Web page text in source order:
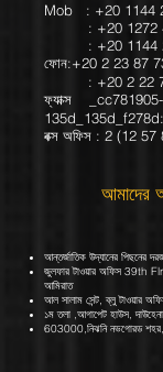
Mob : +20 1144
: +20 1272
: +20 1144
ফোন:+20 2 23 87
: ‎+20 2 22
ফ্যাক্স
135d_135d_f278d:
বক্স অফিস : 2 (12 57
আমাদের
আন্তর্জাতিক উদ্যানের পিছনের
জুলফার টাওয়ার অফিস 39th
আমিরাত
আল সালাম সেন্ট, ব্লু টাওয়ার
১ম তলা ,আগাপেট হাউস, দাউহেনা
603000,নিঝনি নভগোরড